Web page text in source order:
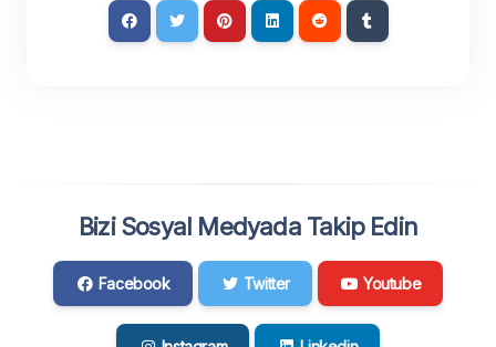
Bizi Sosyal Medyada Takip Edin
Facebook Twitter Youtube